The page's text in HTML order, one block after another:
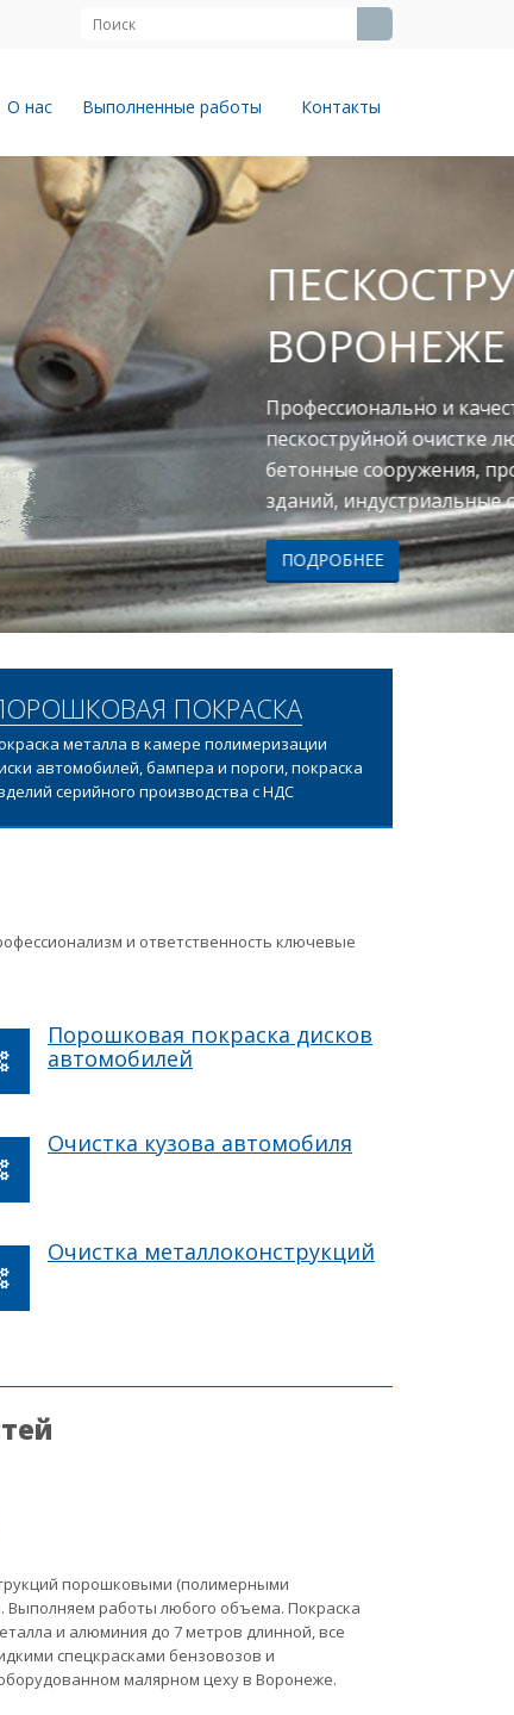
О нас Выполненные работы Контакты
РАБОТЫ В
выполняем работы по
поверхностей: металлоконструкции,
оборудование, фасады
ПОКРАСКА
металла в камере полимеризации
автомобилей, бампера и пороги, покраска
серийного производства с НДС
и ответственность ключевые
Порошковая покраска дисков
автомобилей
Очистка кузова автомобиля
Очистка металлоконструкций
порошковыми (полимерными
Выполняем работы любого объема. Покраска
и алюминия до 7 метров длинной, все
спецкрасками бензовозов и
малярном цеху в Воронеже.